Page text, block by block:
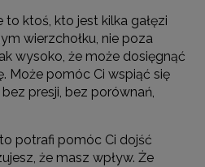
ktoś, kto jest kilka gałęzi
wierzchołku, nie poza
wysoko, że może dosięgnąć
Może pomóc Ci wspiąć się
presji, bez porównań,
potrafi pomóc Ci dojść
że masz wpływ. Że